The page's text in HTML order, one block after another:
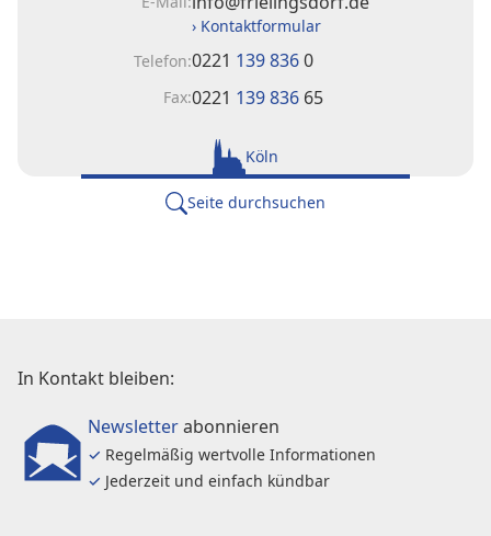
› Kontaktformular
Telefon:0221 139 8360
Fax:0221 139 836 65
Köln
Seite durchsuchen
In Kontakt bleiben:
Newsletterabonnieren
✓ Regelmäßig wertvolle Informationen
✓ Jederzeit und einfach kündbar